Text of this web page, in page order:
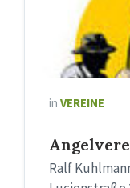
in VEREINE
Ralf